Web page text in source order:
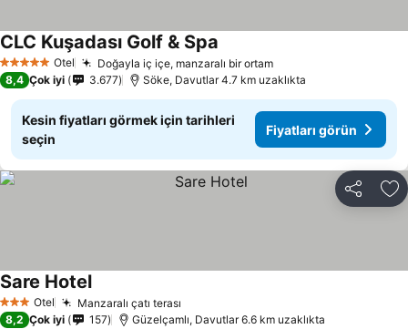
5 Yıldız Otel Doğayla iç içe, manzaralı bir ortam
CLC Kuşadası Golf & Spa
8,4 Çok iyi 3.677 Söke, Davutlar 4.7 km uzaklıkta
Kesin fiyatları görmek için tarihleri
seçin
Fiyatları görün
Paylaş
3 YıldızOtel Manzaralı çatı terası
Sare Hotel
8,2 Çok iyi 157 Güzelçamlı, Davutlar 6.6 km uzaklıkta